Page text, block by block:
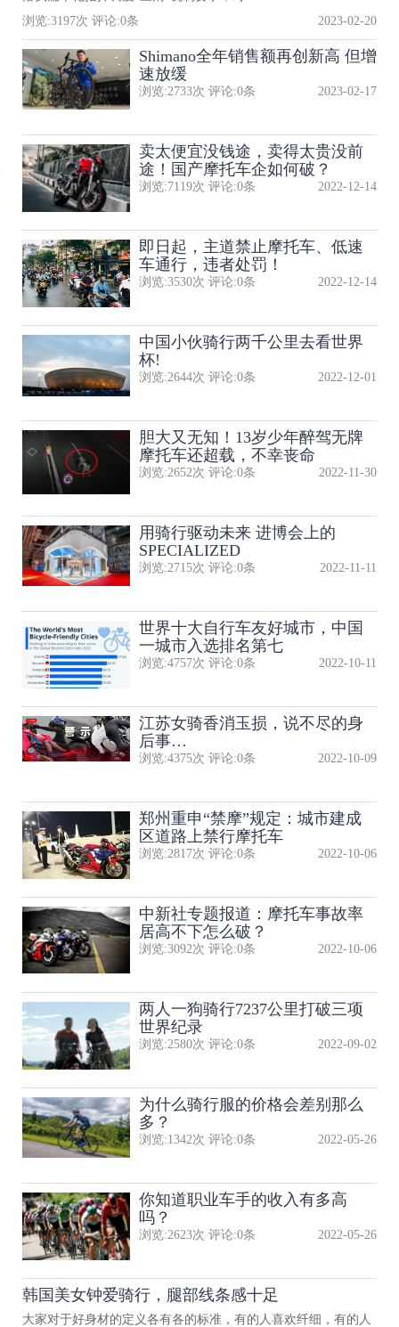
浏览:3197次 评论:0条 2023-02-20
Shimano全年销售额再创新高 但增
速放缓
浏览:2733次 评论:0条 2023-02-17
卖太便宜没钱途，卖得太贵没前
途！国产摩托车企如何破？
浏览:7119次 评论:0条 2022-12-14
即日起，主道禁止摩托车、低速
车通行，违者处罚！
浏览:3530次 评论:0条 2022-12-14
中国小伙骑行两千公里去看世界
杯!
浏览:2644次 评论:0条 2022-12-01
胆大又无知！13岁少年醉驾无牌
摩托车还超载，不幸丧命
浏览:2652次 评论:0条 2022-11-30
用骑行驱动未来 进博会上的
SPECIALIZED
浏览:2715次 评论:0条 2022-11-11
世界十大自行车友好城市，中国
一城市入选排名第七
浏览:4757次 评论:0条 2022-10-11
江苏女骑香消玉损，说不尽的身
后事…
浏览:4375次 评论:0条 2022-10-09
郑州重申“禁摩”规定：城市建成
区道路上禁行摩托车
浏览:2817次 评论:0条 2022-10-06
中新社专题报道：摩托车事故率
居高不下怎么破？
浏览:3092次 评论:0条 2022-10-06
两人一狗骑行7237公里打破三项
世界纪录
浏览:2580次 评论:0条 2022-09-02
为什么骑行服的价格会差别那么
多？
浏览:1342次 评论:0条 2022-05-26
你知道职业车手的收入有多高
吗？
浏览:2623次 评论:0条 2022-05-26
韩国美女钟爱骑行，腿部线条感十足
大家对于好身材的定义各有各的标准，有的人喜欢纤细，有的人